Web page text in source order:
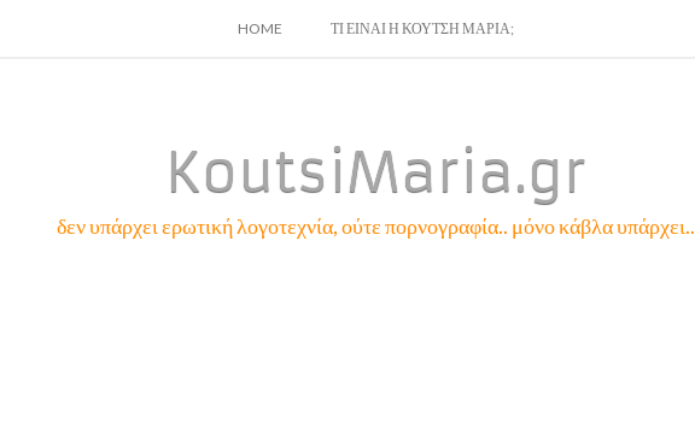
SKIP
HOME ΤΙ ΕΙΝΑΙ Η ΚΟΥΤΣΗ ΜΑΡΙΑ;
KoutsiMaria.gr
δεν υπάρχει ερωτική λογοτεχνία, ούτε πορνογραφία.. μόνο κάβλα υπάρχει..